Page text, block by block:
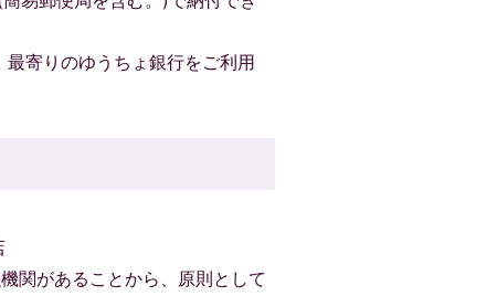
寄りのゆうちょ銀行をご利用
関があることから、原則として